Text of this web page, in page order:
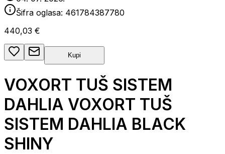
Šifra oglasa: 461784387780
440,03 €
Kupi
VOXORT TUŠ SISTEM
DAHLIA VOXORT TUŠ
SISTEM DAHLIA BLACK
SHINY